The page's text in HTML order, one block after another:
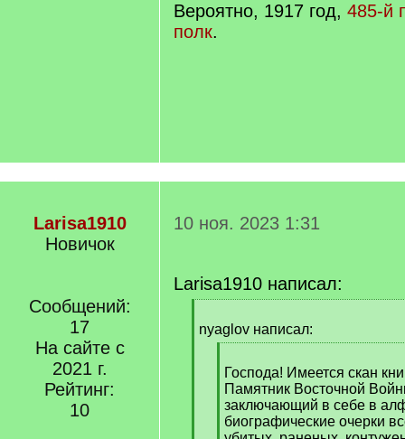
Вероятно, 1917 год, 485-й
полк.
Larisa1910
Новичок
Сообщений:
17
На сайте с
2021 г.
Рейтинг:
10
10 ноя. 2023 1:31
Larisa1910 написал:
q
nyaglov написал:
q
]
Господа! Имеется скан
Памятник Восточной
заключающий в себе в
биографические очерки